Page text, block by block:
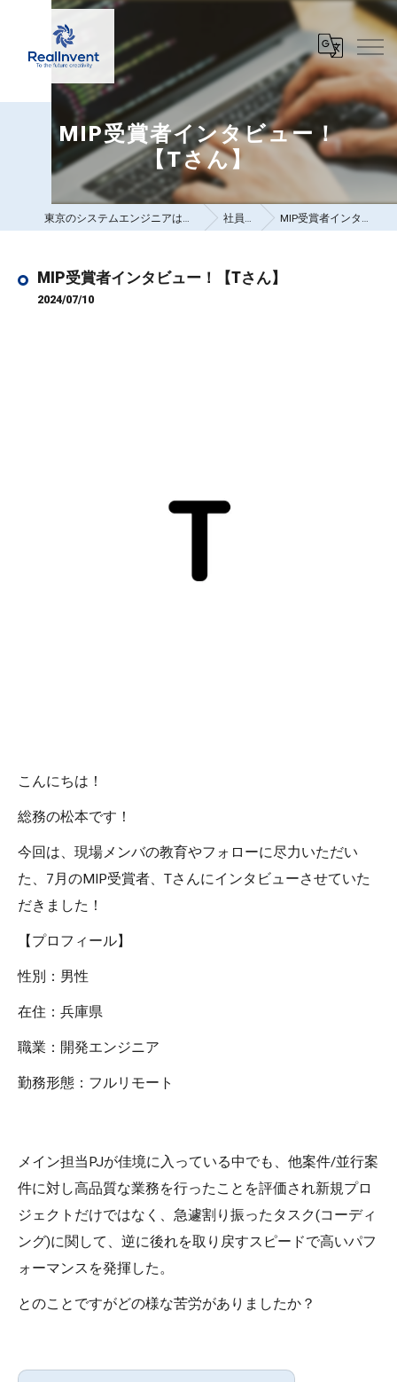
MIP受賞者インタビュー！
【Tさん】
東京のシステムエンジニアは株式会社リアルインベント 社員ブログ MIP受賞者インタビュー！【Tさん】
MIP受賞者インタビュー！【Tさん】
2024/07/10
こんにちは！
総務の松本です！
今回は、現場メンバの教育やフォローに尽力いただい
た、7月のMIP受賞者、Tさんにインタビューさせていた
だきました！
【プロフィール】
性別：男性
在住：兵庫県
職業：開発エンジニア
勤務形態：フルリモート
メイン担当PJが佳境に入っている中でも、他案件/並行案
件に対し高品質な業務を行ったことを評価され新規プロ
ジェクトだけではなく、急遽割り振ったタスク(コーディ
ング)に関して、逆に後れを取り戻すスピードで高いパフ
ォーマンスを発揮した。
とのことですがどの様な苦労がありましたか？